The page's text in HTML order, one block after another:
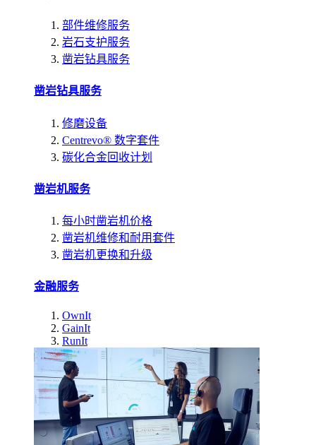
部件维修服务
岩石支护服务
凿岩钻具服务
凿岩钻具服务
修磨设备
Centrevo® 数字套件
碳化合金回收计划
凿岩机服务
每小时凿岩机价格
凿岩机维修和耐用套件
凿岩机更换和升级
金融服务
OwnIt
GainIt
RunIt